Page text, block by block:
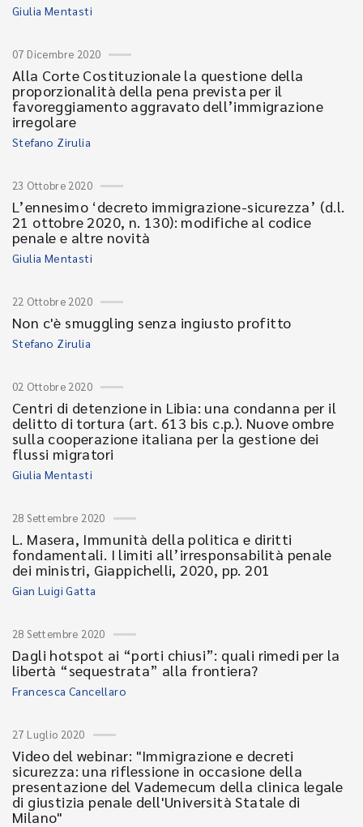
Giulia Mentasti
07 Dicembre 2020
Alla Corte Costituzionale la questione della
proporzionalità della pena prevista per il
favoreggiamento aggravato dell’immigrazione
irregolare
Stefano Zirulia
23 Ottobre 2020
L’ennesimo ‘decreto immigrazione-sicurezza’ (d.l.
21 ottobre 2020, n. 130): modifiche al codice
penale e altre novità
Giulia Mentasti
22 Ottobre 2020
Non c'è smuggling senza ingiusto profitto
Stefano Zirulia
02 Ottobre 2020
Centri di detenzione in Libia: una condanna per il
delitto di tortura (art. 613 bis c.p.). Nuove ombre
sulla cooperazione italiana per la gestione dei
flussi migratori
Giulia Mentasti
28 Settembre 2020
L. Masera, Immunità della politica e diritti
fondamentali. I limiti all’irresponsabilità penale
dei ministri, Giappichelli, 2020, pp. 201
Gian Luigi Gatta
28 Settembre 2020
Dagli hotspot ai “porti chiusi”: quali rimedi per la
libertà “sequestrata” alla frontiera?
Francesca Cancellaro
27 Luglio 2020
Video del webinar: "Immigrazione e decreti
sicurezza: una riflessione in occasione della
presentazione del Vademecum della clinica legale
di giustizia penale dell'Università Statale di
Milano"